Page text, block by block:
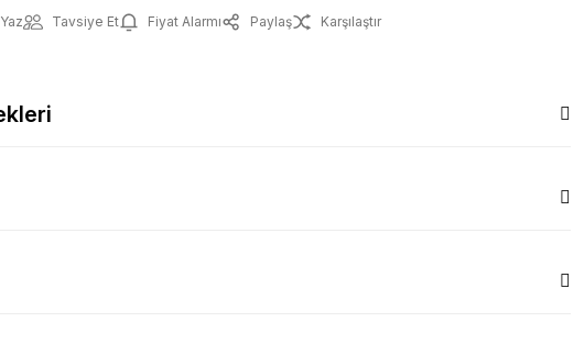
Tavsiye Et Fiyat Alarmı Paylaş Karşılaştır